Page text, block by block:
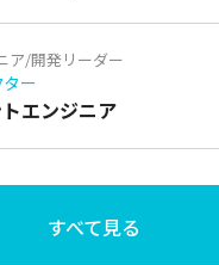
ア/開発リーダー
ー
エンジニア
すべて見る